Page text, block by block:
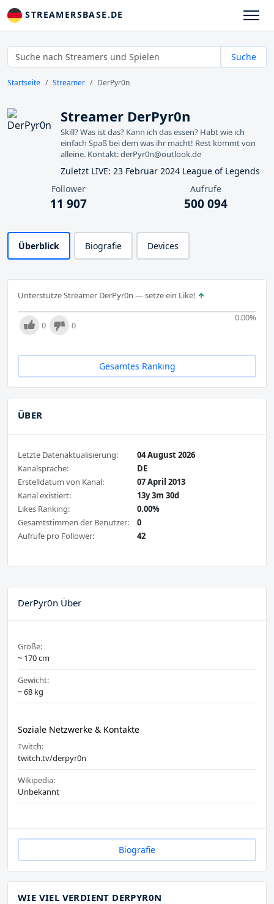
STREAMERSBASE.DE
Suche
Startseite Streamer DerPyr0n
Streamer DerPyr0n
Skill? Was ist das? Kann ich das essen? Habt wie ich
einfach Spaß bei dem was ihr macht! Rest kommt von
alleine. Kontakt: derPyr0n@outlook.de
Zuletzt LIVE: 23 Februar 2024 League of Legends
Follower
11 907
Aufrufe
500 094
Überblick Biografie Devices
Unterstütze Streamer DerPyr0n — setze ein Like!
0.00%
0 0
Gesamtes Ranking
ÜBER
Letzte Datenaktualisierung:
04 August 2026
Kanalsprache:
DE
Erstelldatum von Kanal:
07 April 2013
Kanal existiert:
13y 3m 30d
Likes Ranking:
0.00%
Gesamtstimmen der Benutzer:
0
Aufrufe pro Follower:
42
DerPyr0n Über
Größe:
~ 170 cm
Gewicht:
~ 68 kg
Soziale Netzwerke & Kontakte
Twitch:
twitch.tv/derpyr0n
Wikipedia:
Unbekannt
Biografie
WIE VIEL VERDIENT DERPYR0N